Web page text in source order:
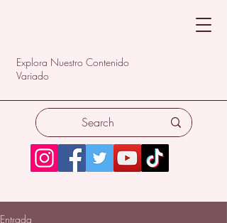
Explora Nuestro Contenido
Variado
Entrada